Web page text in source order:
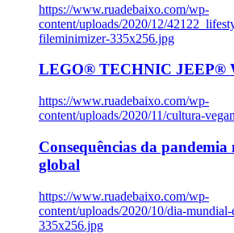
https://www.ruadebaixo.com/wp-
content/uploads/2020/12/
fileminimizer-335x256.jpg
LEGO® TECHNIC JEEP®
https://www.ruadebaixo.com/wp-
content/uploads/2020/11/cultura-
Consequências da
global
https://www.ruadebaixo.com/wp-
content/uploads/2020/10/dia-
335x256.jpg